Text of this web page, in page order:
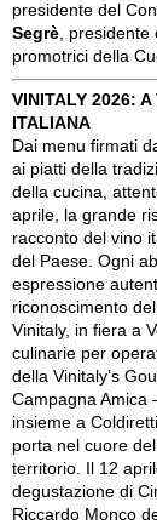
presidente del
Segrè, presidente
promotrici della
VINITALY 2026: A
ITALIANA
Dai menu firmati
ai piatti della
della cucina,
aprile, la grande
racconto del vino
del Paese. Ogni
espressione
riconoscimento
Vinitaly, in fiera a
culinarie per
della Vinitaly’s
Campagna Amica
insieme a
porta nel cuore
territorio. Il 12
degustazione di
Riccardo Monco